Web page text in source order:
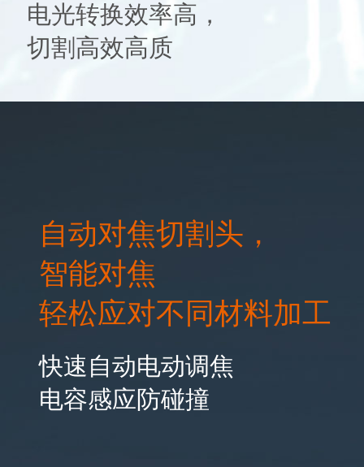
电光转换效率高，
切割高效高质
自动对焦切割头，
智能对焦
轻松应对不同材料加工
快速自动电动调焦
电容感应防碰撞